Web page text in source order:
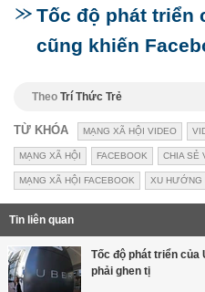
Tốc độ phát triển
cũng khiến
Theo Trí Thức Trẻ
TỪ KHÓA MẠNG XÃ HỘI VIDEO
MẠNG XÃ HỘI FACEBOOK CHIA SẺ
MẠNG XÃ HỘI FACEBOOK XU HƯỚNG
Tin liên quan
Tốc độ phát triển của
phải ghen tị